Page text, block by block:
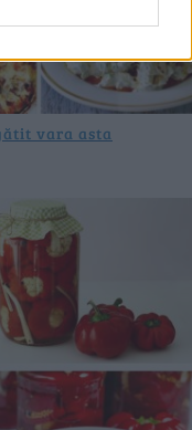
vara asta